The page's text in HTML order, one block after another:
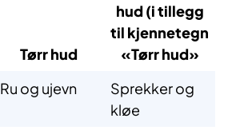
Tørr hud
hud (i tillegg
til kjennetegn
«Tørr hud»
Ru og ujevn
Sprekker og
kløe